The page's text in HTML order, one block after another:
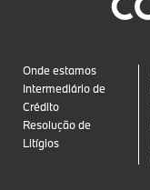
Onde estamos
Intermediário de
Crédito
Resolução de
Litígios